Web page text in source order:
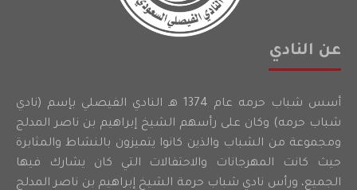
عن النادي
أسس شباب حرمه عام 1374 هـ النادي الفيصلي بإسم (نادي
شباب حرمه) وكان على رأسهم الشيخ إبراهيم بن ناصر المدلج
ومجموعة من الشباب والذين كانوا يتميزون بالنشاط والمثابرة
حيث كانت المهرجانات والاحتفالات التي كان يشارك فيها
الجميع، ورأس نادي شباب حرمة الشيخ إبراهيم بن ناصر المدلج